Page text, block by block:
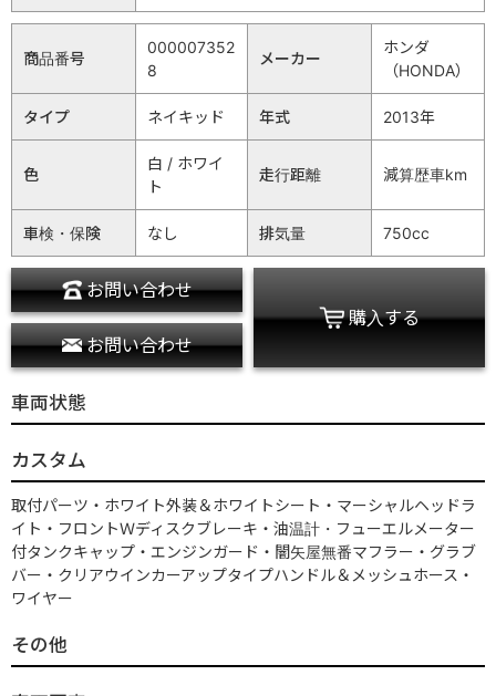
商品番号
000007352
8
メーカー
ホンダ
（HONDA）
タイプ ネイキッド 年式 2013年
色
白 / ホワイ
ト
走行距離 減算歴車km
車検・保険 なし 排気量 750cc
お問い合わせ
お問い合わせ
購入する
車両状態
カスタム
取付パーツ・ホワイト外装＆ホワイトシート・マーシャルヘッドラ
イト・フロントＷディスクブレーキ・油温計・フューエルメーター
付タンクキャップ・エンジンガード・闇矢屋無番マフラー・グラブ
バー・クリアウインカーアップタイプハンドル＆メッシュホース・
ワイヤー
その他